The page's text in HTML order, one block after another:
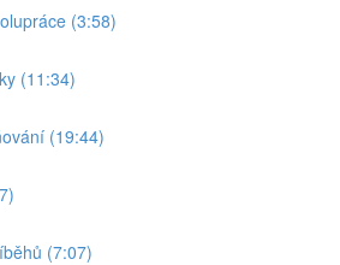
(3:58)
(11:34)
(19:44)
(7:07)